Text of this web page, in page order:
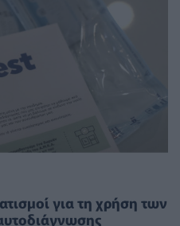
για τη χρήση των